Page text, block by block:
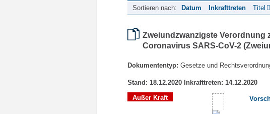
Sortieren nach: Datum Inkrafttreten Titel
Zweiundzwanzigste Verordnung
Coronavirus SARS-CoV-2
Dokumententyp: Gesetze und
Stand: 18.12.2020 Inkrafttreten: 14.12.2020
Außer Kraft